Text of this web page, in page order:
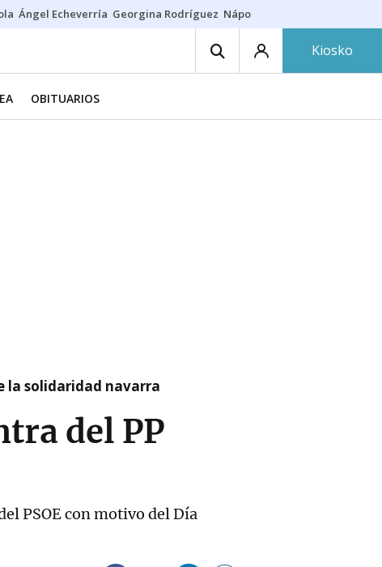
Ángel Echeverría Georgina Rodríguez Nápoles - Osasuna
Kiosko
OBITUARIOS
la solidaridad navarra
del PP
PSOE con motivo del Día